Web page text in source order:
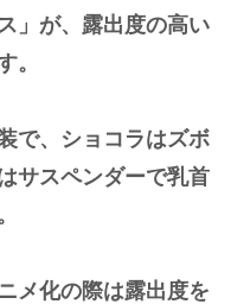
」が、露出度の高い
。
で、ショコラはズボ
サスペンダーで乳首
メ化の際は露出度を